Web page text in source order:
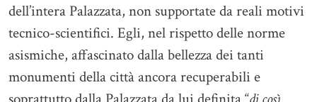
dell’intera Palazzata, non supportate da reali motivi
tecnico-scientifici. Egli, nel rispetto delle norme
asismiche, affascinato dalla bellezza dei tanti
monumenti della città ancora recuperabili e